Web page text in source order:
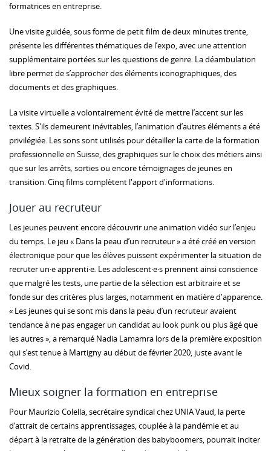
formatrices en entreprise.
Une visite guidée, sous forme de petit film de deux minutes trente,
présente les différentes thématiques de l’expo, avec une attention
supplémentaire portées sur les questions de genre. La déambulation
libre permet de s’approcher des éléments iconographiques, des
documents et des graphiques.
La visite virtuelle a volontairement évité de mettre l’accent sur les
textes. S'ils demeurent inévitables, l’animation d’autres éléments a été
privilégiée. Les sons sont utilisés pour détailler la carte de la formation
professionnelle en Suisse, des graphiques sur le choix des métiers ainsi
que sur les arrêts, sorties ou encore témoignages de jeunes en
transition. Cinq films complètent l'apport d'informations.
Jouer au recruteur
Les jeunes peuvent encore découvrir une animation vidéo sur l’enjeu
du temps. Le jeu « Dans la peau d’un recruteur » a été créé en version
électronique pour que les élèves puissent expérimenter la situation de
recruter un·e apprenti·e. Les adolescent·e·s prennent ainsi conscience
que malgré les tests, une partie de la sélection est arbitraire et se
fonde sur des critères plus larges, notamment en matière d'apparence.
« Les jeunes qui se sont mis dans la peau d’un recruteur avaient
tendance à ne pas engager un candidat au look punk ou plus âgé que
les autres », a remarqué Nadia Lamamra lors de la première exposition
qui s’est tenue à Martigny au début de février 2020, juste avant le
Covid.
Mieux soigner la formation en entreprise
Pour Maurizio Colella, secrétaire syndical chez UNIA Vaud, la perte
d’attrait de certains apprentissages, couplée à la pandémie et au
départ à la retraite de la génération des babyboomers, pourrait inciter